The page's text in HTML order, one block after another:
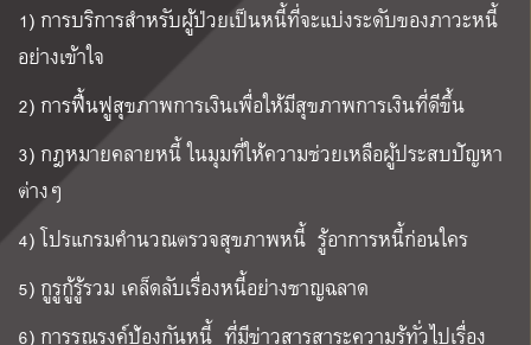
1) การบริการสำหรับผู้ป่วยเป็นหนี้ที่จะแบ่งระดับของภาวะหนี้
อย่างเข้าใจ
2) การฟื้นฟูสุขภาพการเงินเพื่อให้มีสุขภาพการเงินที่ดีขึ้น
3) กฎหมายคลายหนี้ ในมุมที่ให้ความช่วยเหลือผู้ประสบปัญหา
ต่างๆ
4) โปรแกรมคำนวณตรวจสุขภาพหนี้ รู้อาการหนี้ก่อนใคร
5) กูรูกู้รู้รวม เคล็ดลับเรื่องหนี้อย่างชาญฉลาด
6) การรณรงค์ป้องกันหนี้ ที่มีข่าวสารสาระความรู้ทั่วไปเรื่อง